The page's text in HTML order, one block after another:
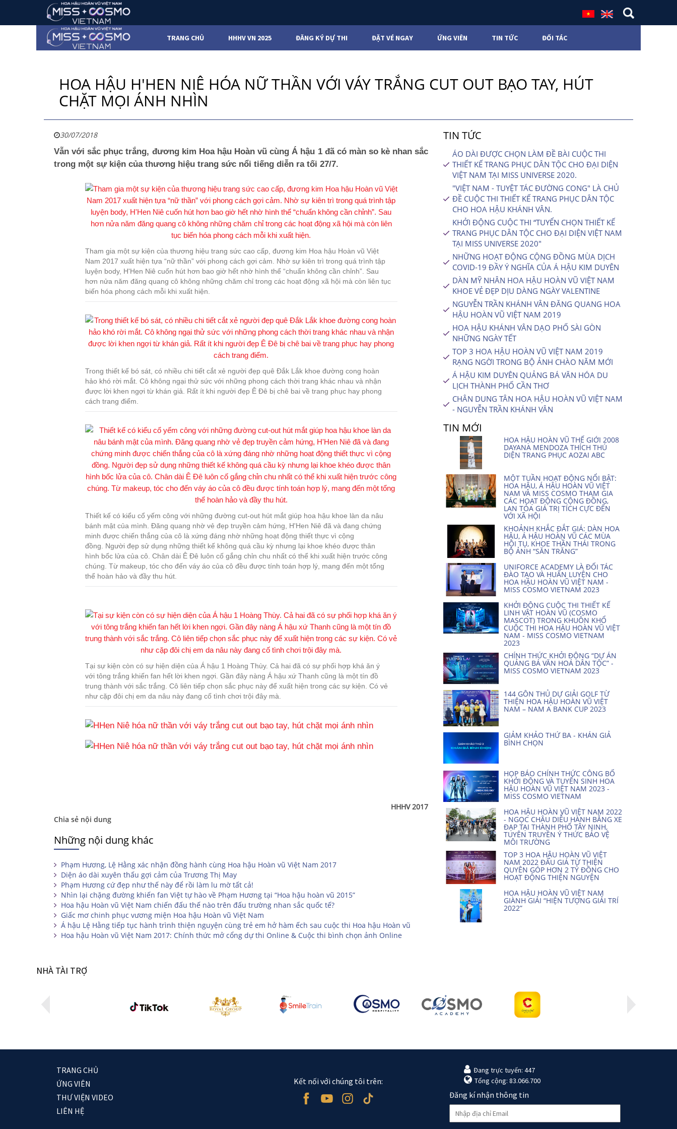
TRANG CHỦ HHHV VN 2025 ĐĂNG KÝ DỰ THI ĐẶT VÉ NGAY ỨNG VIÊN TIN TỨC ĐỐI TÁC
HOA HẬU H'HEN NIÊ HÓA NỮ THẦN VỚI VÁY TRẮNG CUT OUT BẠO TAY, HÚT
CHẶT MỌI ÁNH NHÌN
30/07/2018
Vẫn với sắc phục trắng, đương kim Hoa hậu Hoàn vũ cùng Á hậu 1 đã có màn so kè nhan sắc
trong một sự kiện của thương hiệu trang sức nổi tiếng diễn ra tối 27/7.
Tham gia một sự kiện của thương hiệu trang sức cao cấp, đương kim Hoa hậu Hoàn vũ Việt
Nam 2017 xuất hiện tựa “nữ thần” với phong cách gợi cảm. Nhờ sự kiên trì trong quá trình tập
luyện body, H'Hen Niê cuốn hút hơn bao giờ hết nhờ hình thể “chuẩn không cần chỉnh”. Sau
hơn nửa năm đăng quang cô không những chăm chỉ trong các hoạt động xã hội mà còn liên tục
biến hóa phong cách mỗi khi xuất hiện.
Trong thiết kế bó sát, có nhiều chi tiết cắt xẻ người đẹp quê Đắk Lắk khoe đường cong hoàn
hảo khó rời mắt. Cô không ngại thử sức với những phong cách thời trang khác nhau và nhận
được lời khen ngợi từ khán giả. Rất ít khi người đẹp Ê Đê bị chê bai về trang phục hay phong
cách trang điểm.
Thiết kế có kiểu cổ yếm công với những đường cut-out hút mắt giúp hoa hậu khoe làn da nâu
bánh mật của mình. Đăng quang nhờ vẻ đẹp truyền cảm hứng, H'Hen Niê đã và đang chứng
minh được chiến thắng của cô là xứng đáng nhờ những hoạt động thiết thực vì cộng
đồng. Người đẹp sử dụng những thiết kế không quá cầu kỳ nhưng lại khoe khéo được thân
hình bốc lửa của cô. Chân dài Ê Đê luôn cố gắng chỉn chu nhất có thể khi xuất hiện trước công
chúng. Từ makeup, tóc cho đến váy áo của cô đều được tính toán hợp lý, mang đến một tổng
thể hoàn hảo và đầy thu hút.
Tại sự kiện còn có sự hiện diện của Á hậu 1 Hoàng Thùy. Cả hai đã có sự phối hợp khá ăn ý
với tông trắng khiến fan hết lời khen ngợi. Gần đây nàng Á hậu xứ Thanh cũng là một tín đồ
trung thành với sắc trắng. Cô liên tiếp chọn sắc phục này để xuất hiện trong các sự kiện. Có vẻ
như cặp đôi chị em da nâu này đang cố tình chơi trội đây mà.
HHHV 2017
Chia sẻ nội dung
Những nội dung khác
Phạm Hương, Lệ Hằng xác nhận đồng hành cùng Hoa hậu Hoàn vũ Việt Nam 2017
Diện áo dài xuyên thấu gợi cảm của Trương Thị May
Phạm Hương cứ đẹp như thế này để rồi làm lu mờ tất cả!
Nhìn lại chặng đường khiến fan Việt tự hào về Phạm Hương tại “Hoa hậu hoàn vũ 2015”
Hoa hậu Hoàn vũ Việt Nam chiến đấu thế nào trên đấu trường nhan sắc quốc tế?
Giấc mơ chinh phục vương miện Hoa hậu Hoàn vũ Việt Nam
Á hậu Lệ Hằng tiếp tục hành trình thiện nguyện cùng trẻ em hở hàm ếch sau cuộc thi Hoa hậu Hoàn vũ
Hoa hậu Hoàn vũ Việt Nam 2017: Chính thức mở cổng dự thi Online & Cuộc thi bình chọn ảnh Online
TIN TỨC
ÁO DÀI ĐƯỢC CHỌN LÀM ĐỀ BÀI CUỘC THI
THIẾT KẾ TRANG PHỤC DÂN TỘC CHO ĐẠI DIỆN
VIỆT NAM TẠI MISS UNIVERSE 2020.
"VIỆT NAM - TUYỆT TÁC ĐƯỜNG CONG" LÀ CHỦ
ĐỀ CUỘC THI THIẾT KẾ TRANG PHỤC DÂN TỘC
CHO HOA HẬU KHÁNH VÂN.
KHỞI ĐỘNG CUỘC THI “TUYỂN CHỌN THIẾT KẾ
TRANG PHỤC DÂN TỘC CHO ĐẠI DIỆN VIỆT NAM
TẠI MISS UNIVERSE 2020″
NHỮNG HOẠT ĐỘNG CỘNG ĐỒNG MÙA DỊCH
COVID-19 ĐẦY Ý NGHĨA CỦA Á HẬU KIM DUYÊN
DÀN MỸ NHÂN HOA HẬU HOÀN VŨ VIỆT NAM
KHOE VẺ ĐẸP DỊU DÀNG NGÀY VALENTINE
NGUYỄN TRẦN KHÁNH VÂN ĐĂNG QUANG HOA
HẬU HOÀN VŨ VIỆT NAM 2019
HOA HẬU KHÁNH VÂN DẠO PHỐ SÀI GÒN
NHỮNG NGÀY TẾT
TOP 3 HOA HẬU HOÀN VŨ VIỆT NAM 2019
RẠNG NGỜI TRONG BỘ ẢNH CHÀO NĂM MỚI
Á HẬU KIM DUYÊN QUẢNG BÁ VĂN HÓA DU
LỊCH THÀNH PHỐ CẦN THƠ
CHÂN DUNG TÂN HOA HẬU HOÀN VŨ VIỆT NAM
- NGUYỄN TRẦN KHÁNH VÂN
TIN MỚI
HOA HẬU HOÀN VŨ THẾ GIỚI 2008
DAYANA MENDOZA THÍCH THÚ
DIỆN TRANG PHỤC AOZAI ABC
MỘT TUẦN HOẠT ĐỘNG NỔI BẬT:
HOA HẬU, Á HẬU HOÀN VŨ VIỆT
NAM VÀ MISS COSMO THAM GIA
CÁC HOẠT ĐỘNG CỘNG ĐỒNG,
LAN TỎA GIÁ TRỊ TÍCH CỰC ĐẾN
VỚI XÃ HỘI
KHOẢNH KHẮC ĐẮT GIÁ: DÀN HOA
HẬU, Á HẬU HOÀN VŨ CÁC MÙA
HỘI TỤ, KHOE THẦN THÁI TRONG
BỘ ẢNH “SĂN TRĂNG”
UNIFORCE ACADEMY LÀ ĐỐI TÁC
ĐÀO TẠO VÀ HUẤN LUYỆN CHO
HOA HẬU HOÀN VŨ VIỆT NAM -
MISS COSMO VIETNAM 2023
KHỞI ĐỘNG CUỘC THI THIẾT KẾ
LINH VẬT HOÀN VŨ (COSMO
MASCOT) TRONG KHUÔN KHỔ
CUỘC THI HOA HẬU HOÀN VŨ VIỆT
NAM - MISS COSMO VIETNAM
2023
CHÍNH THỨC KHỞI ĐỘNG “DỰ ÁN
QUẢNG BÁ VĂN HOÁ DÂN TỘC” -
MISS COSMO VIETNAM 2023
144 GÔN THỦ DỰ GIẢI GOLF TỪ
THIỆN HOA HẬU HOÀN VŨ VIỆT
NAM – NAM A BANK CUP 2023
GIẢM KHẢO THỨ BA - KHÁN GIẢ
BÌNH CHỌN
HỌP BÁO CHÍNH THỨC CÔNG BỐ
KHỞI ĐỘNG VÀ TUYỂN SINH HOA
HẬU HOÀN VŨ VIỆT NAM 2023 -
MISS COSMO VIETNAM
HOA HẬU HOÀN VŨ VIỆT NAM 2022
- NGỌC CHÂU DIỄU HÀNH BẰNG XE
ĐẠP TẠI THÀNH PHỐ TÂY NINH,
TUYÊN TRUYỀN Ý THỨC BẢO VỆ
MÔI TRƯỜNG
TOP 3 HOA HẬU HOÀN VŨ VIỆT
NAM 2022 ĐẤU GIÁ TỪ THIỆN
QUYÊN GÓP HƠN 2 TỶ ĐỒNG CHO
HOẠT ĐỘNG THIỆN NGUYỆN
HOA HẬU HOÀN VŨ VIỆT NAM
GIÀNH GIẢI “HIỆN TƯỢNG GIẢI TRÍ
2022”
NHÀ TÀI TRỢ
TRANG CHỦ
ỨNG VIÊN
THƯ VIỆN VIDEO
LIÊN HỆ
Kết nối với chúng tôi trên:
Đang trực tuyến: 447
Tổng cộng: 83.066.700
Đăng kí nhận thông tin